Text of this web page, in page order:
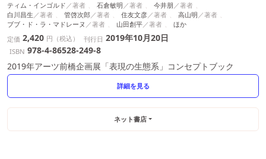
ティム・インゴルド 石倉敏明
今井朋
白川昌生
管啓次郎 住友文彦
高山明
ブブ・ド・ラ・マドレーヌ
山田創平
ほか
定価 2,420 円（税込） 刊行日 2019年10月20日
ISBN 978-4-86528-249-8
2019年アーツ前橋企画展「表現の生態系」コンセプトブック
詳細を見る
ネット書店